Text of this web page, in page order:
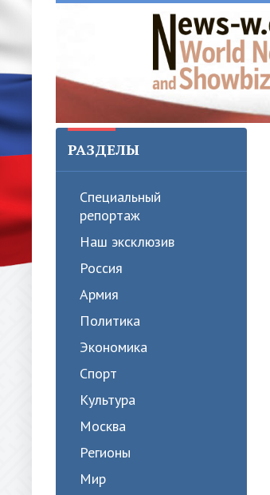
РАЗДЕЛЫ
Специальный
репортаж
Наш эксклюзив
Россия
Армия
Политика
Экономика
Спорт
Культура
Москва
Регионы
Мир